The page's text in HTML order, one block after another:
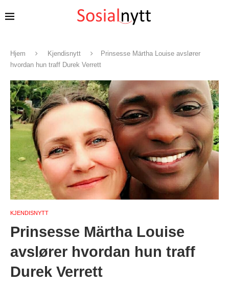
Hjem Kjendisnytt
Prinsesse Märtha Louise avslører
hvordan hun traff Durek Verrett
KJENDISNYTT
Prinsesse Märtha Louise
avslører hvordan hun traff
Durek Verrett